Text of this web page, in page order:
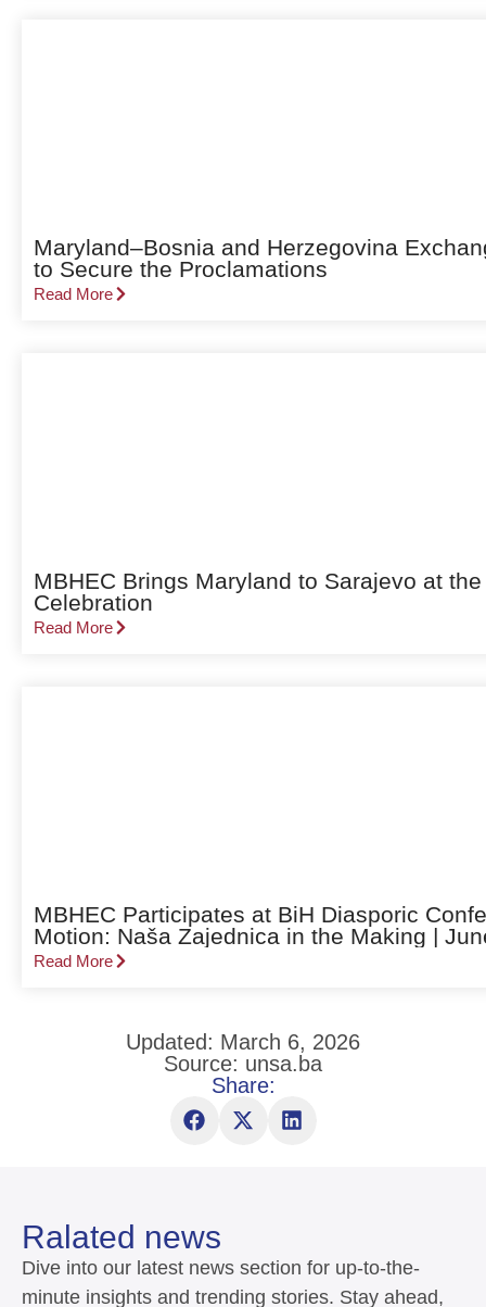
Maryland–Bosnia and Herzegovina
to Secure the Proclamations
Read More
MBHEC Brings Maryland to Sarajevo at
Celebration
Read More
MBHEC Participates at BiH Diasporic
Motion: Naša Zajednica in the Making |
Read More
Updated: March 6, 2026
Source: unsa.ba
Share:
Ralated news
Dive into our latest news section for up-to-the-
minute insights and trending stories. Stay ahead,